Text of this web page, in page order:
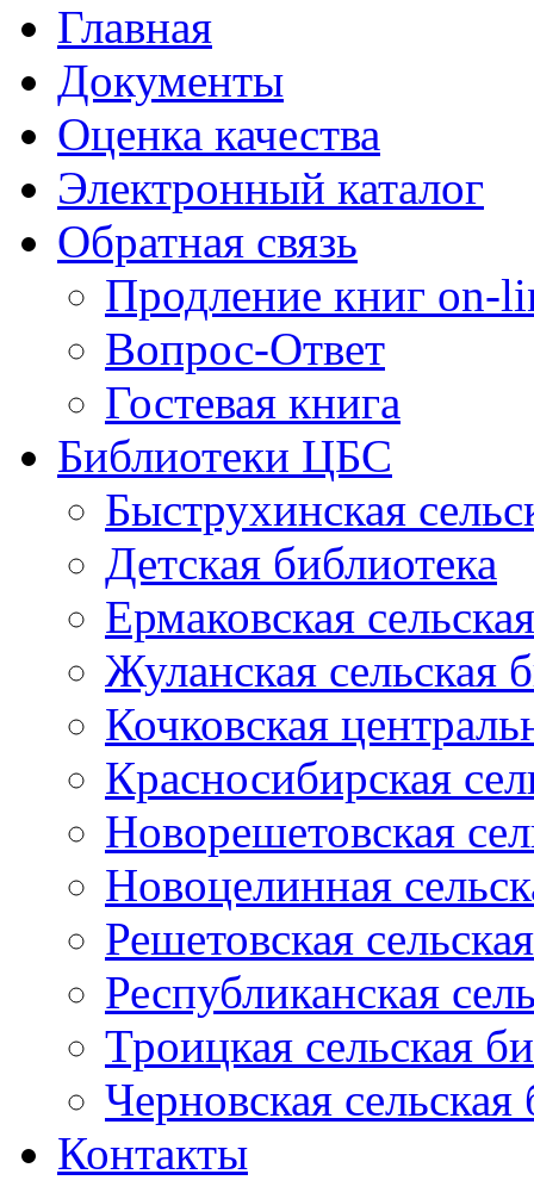
Главная
Документы
Оценка качества
Электронный каталог
Обратная связь
Продление книг on-
Вопрос-Ответ
Гостевая книга
Библиотеки ЦБС
Быструхинская
Детская библиотека
Ермаковская
Жуланская сельская
Кочковская
Красносибирская
Новорешетовская
Новоцелинная
Решетовская
Республиканская
Троицкая сельская
Черновская сельская
Контакты